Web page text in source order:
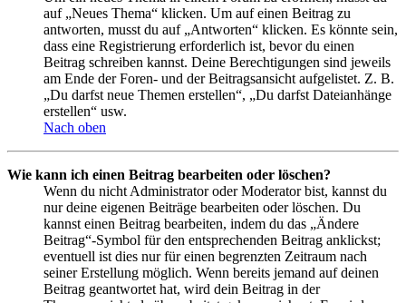
auf „Neues Thema“ klicken. Um auf einen Beitrag zu
antworten, musst du auf „Antworten“ klicken. Es könnte sein,
dass eine Registrierung erforderlich ist, bevor du einen
Beitrag schreiben kannst. Deine Berechtigungen sind jeweils
am Ende der Foren- und der Beitragsansicht aufgelistet. Z. B.
„Du darfst neue Themen erstellen“, „Du darfst Dateianhänge
erstellen“ usw.
Nach oben
Wie kann ich einen Beitrag bearbeiten oder löschen?
Wenn du nicht Administrator oder Moderator bist, kannst du
nur deine eigenen Beiträge bearbeiten oder löschen. Du
kannst einen Beitrag bearbeiten, indem du das „Ändere
Beitrag“-Symbol für den entsprechenden Beitrag anklickst;
eventuell ist dies nur für einen begrenzten Zeitraum nach
seiner Erstellung möglich. Wenn bereits jemand auf deinen
Beitrag geantwortet hat, wird dein Beitrag in der